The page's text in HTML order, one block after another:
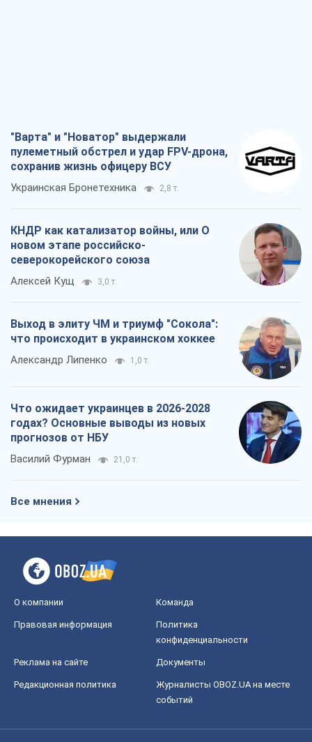
"Варта" и "Новатор" выдержали
пулеметный обстрел и удар FPV-дрона,
сохранив жизнь офицеру ВСУ
Украинская Бронетехника 2,8 т.
КНДР как катализатор войны, или О
новом этапе российско-
северокорейского союза
Алексей Кущ 3,0 т.
Выход в элиту ЧМ и триумф "Сокола":
что происходит в украинском хоккее
Александр Липенко 1,0 т.
Что ожидает украинцев в 2026-2028
годах? Основные выводы из новых
прогнозов от НБУ
Василий Фурман 21,0 т.
Все мнения
О компании Команда
Правовая информация
Политика
конфиденциальности
Реклама на сайте Документы
Редакционная политика
Журналисты OBOZ.UA на месте
событий